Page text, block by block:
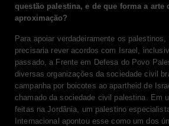
questão palestina, e de que forma a arte
aproximação?
Para apoiar verdadeiramente os
precisaria rever acordos com Israel,
passado, a Frente em Defesa do Povo
diversas organizações da sociedade civil
campanha por boicotes ao apartheid de
chamado da sociedade civil palestina. Em
feitas na Jordânia, um palestino
Internacional apontou esse como um dos